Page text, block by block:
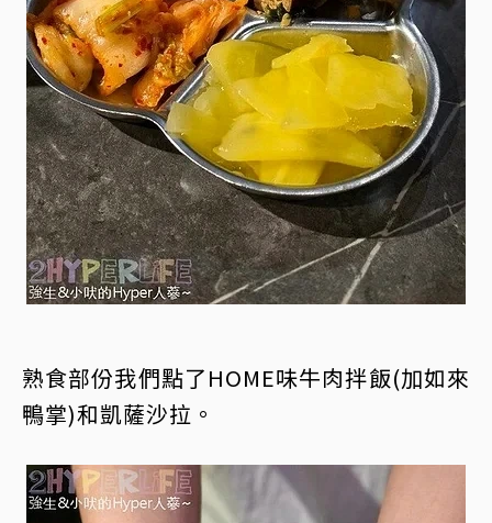
熟食部份我們點了HOME味牛肉拌飯(加如來
鴨掌)和凱薩沙拉。